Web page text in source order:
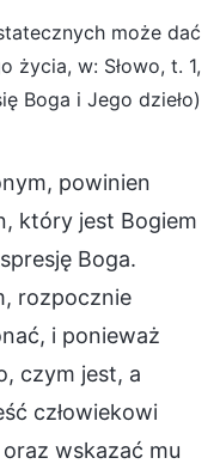
może dać
życia, w: Słowo, t. 1,
Boga i Jego dzieło)
powinien
który jest Bogiem
Boga.
rozpocznie
i ponieważ
czym jest, a
człowiekowi
wskazać mu